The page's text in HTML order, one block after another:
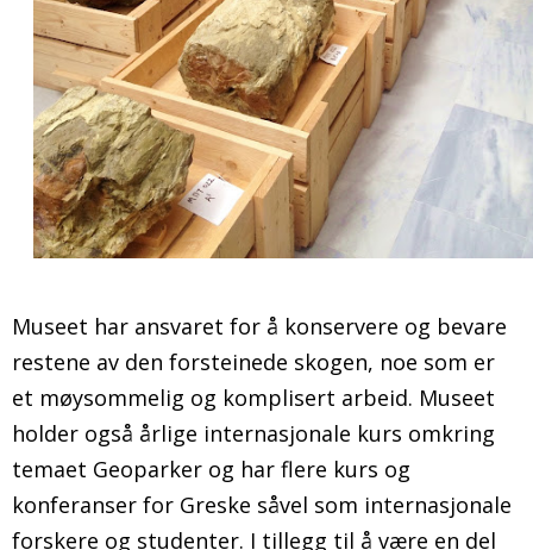
Museet har ansvaret for å konservere og bevare
restene av den forsteinede skogen, noe som er
et møysommelig og komplisert arbeid. Museet
holder også årlige internasjonale kurs omkring
temaet Geoparker og har flere kurs og
konferanser for Greske såvel som internasjonale
forskere og studenter. I tillegg til å være en del